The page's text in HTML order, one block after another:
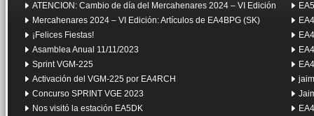
ATENCION: Cambio de día del Mercahenares 2024 – VI Edición
Mercahenares 2024 – VI Edición: Artículos de EA4BPG (SK)
¡Felices Fiestas!
Asamblea Anual 11/11/2023
Sprint VGM-225
Activación del VGM-225 por EA4RCH
Concurso SPRINT VGE 2023
Nos visitó la estación EA5DK